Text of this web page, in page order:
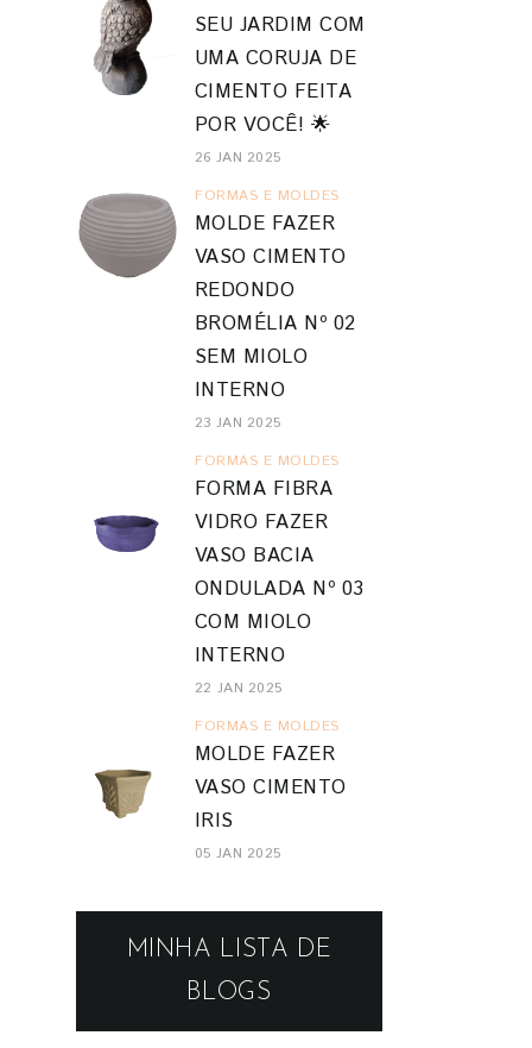
SEU JARDIM COM
UMA CORUJA DE
CIMENTO FEITA
POR VOCÊ! 🌟
26 JAN 2025
FORMAS E MOLDES
MOLDE FAZER
VASO CIMENTO
REDONDO
BROMÉLIA Nº 02
SEM MIOLO
INTERNO
23 JAN 2025
FORMAS E MOLDES
FORMA FIBRA
VIDRO FAZER
VASO BACIA
ONDULADA Nº 03
COM MIOLO
INTERNO
22 JAN 2025
FORMAS E MOLDES
MOLDE FAZER
VASO CIMENTO
IRIS
05 JAN 2025
MINHA LISTA DE
BLOGS